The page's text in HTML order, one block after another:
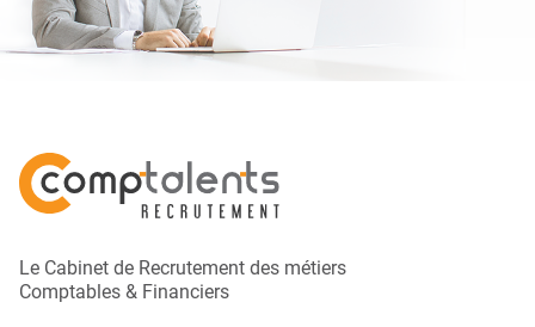
Le Cabinet de Recrutement des métiers
Comptables & Financiers